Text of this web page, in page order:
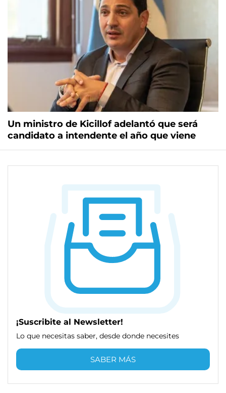
Un ministro de Kicillof adelantó que será
candidato a intendente el año que viene
¡Suscribite al Newsletter!
Lo que necesitas saber, desde donde necesites
SABER MÁS